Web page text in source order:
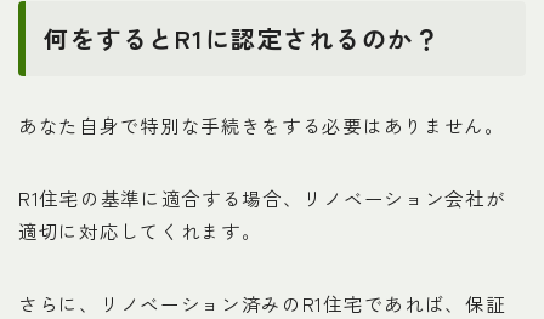
何をするとR1に認定されるのか？
あなた自身で特別な手続きをする必要はありません。
R1住宅の基準に適合する場合、リノベーション会社が
適切に対応してくれます。
さらに、リノベーション済みのR1住宅であれば、保証